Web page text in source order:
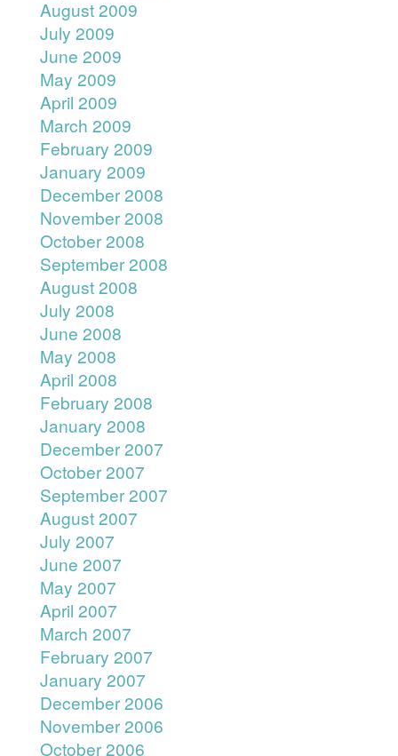
August 2009
July 2009
June 2009
May 2009
April 2009
March 2009
February 2009
January 2009
December 2008
November 2008
October 2008
September 2008
August 2008
July 2008
June 2008
May 2008
April 2008
February 2008
January 2008
December 2007
October 2007
September 2007
August 2007
July 2007
June 2007
May 2007
April 2007
March 2007
February 2007
January 2007
December 2006
November 2006
October 2006